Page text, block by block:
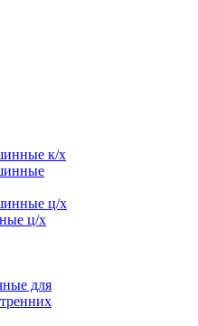
к/х
ц/х
ц/х
для